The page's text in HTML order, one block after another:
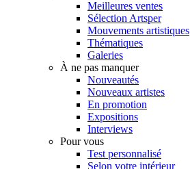
Meilleures ventes
Sélection Artsper
Mouvements artistiques
Thématiques
Galeries
À ne pas manquer
Nouveautés
Nouveaux artistes
En promotion
Expositions
Interviews
Pour vous
Test personnalisé
Selon votre intérieur